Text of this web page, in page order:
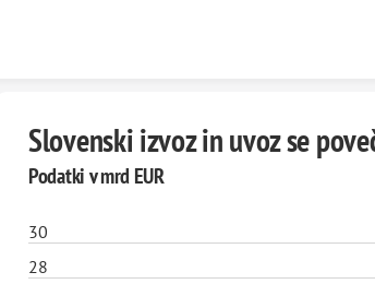
Slovenski izvoz in uvoz se
Podatki v mrd EUR
28
30